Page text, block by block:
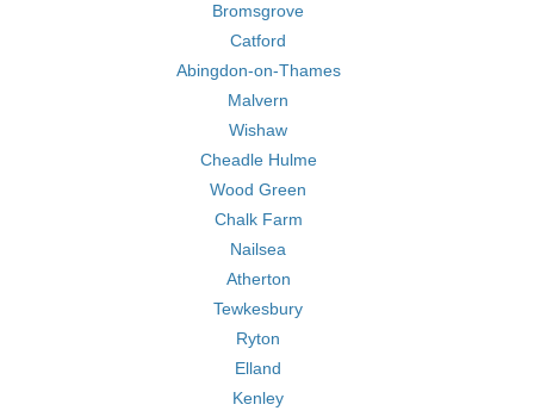
Bromsgrove
Catford
Abingdon-on-Thames
Malvern
Wishaw
Cheadle Hulme
Wood Green
Chalk Farm
Nailsea
Atherton
Tewkesbury
Ryton
Elland
Kenley